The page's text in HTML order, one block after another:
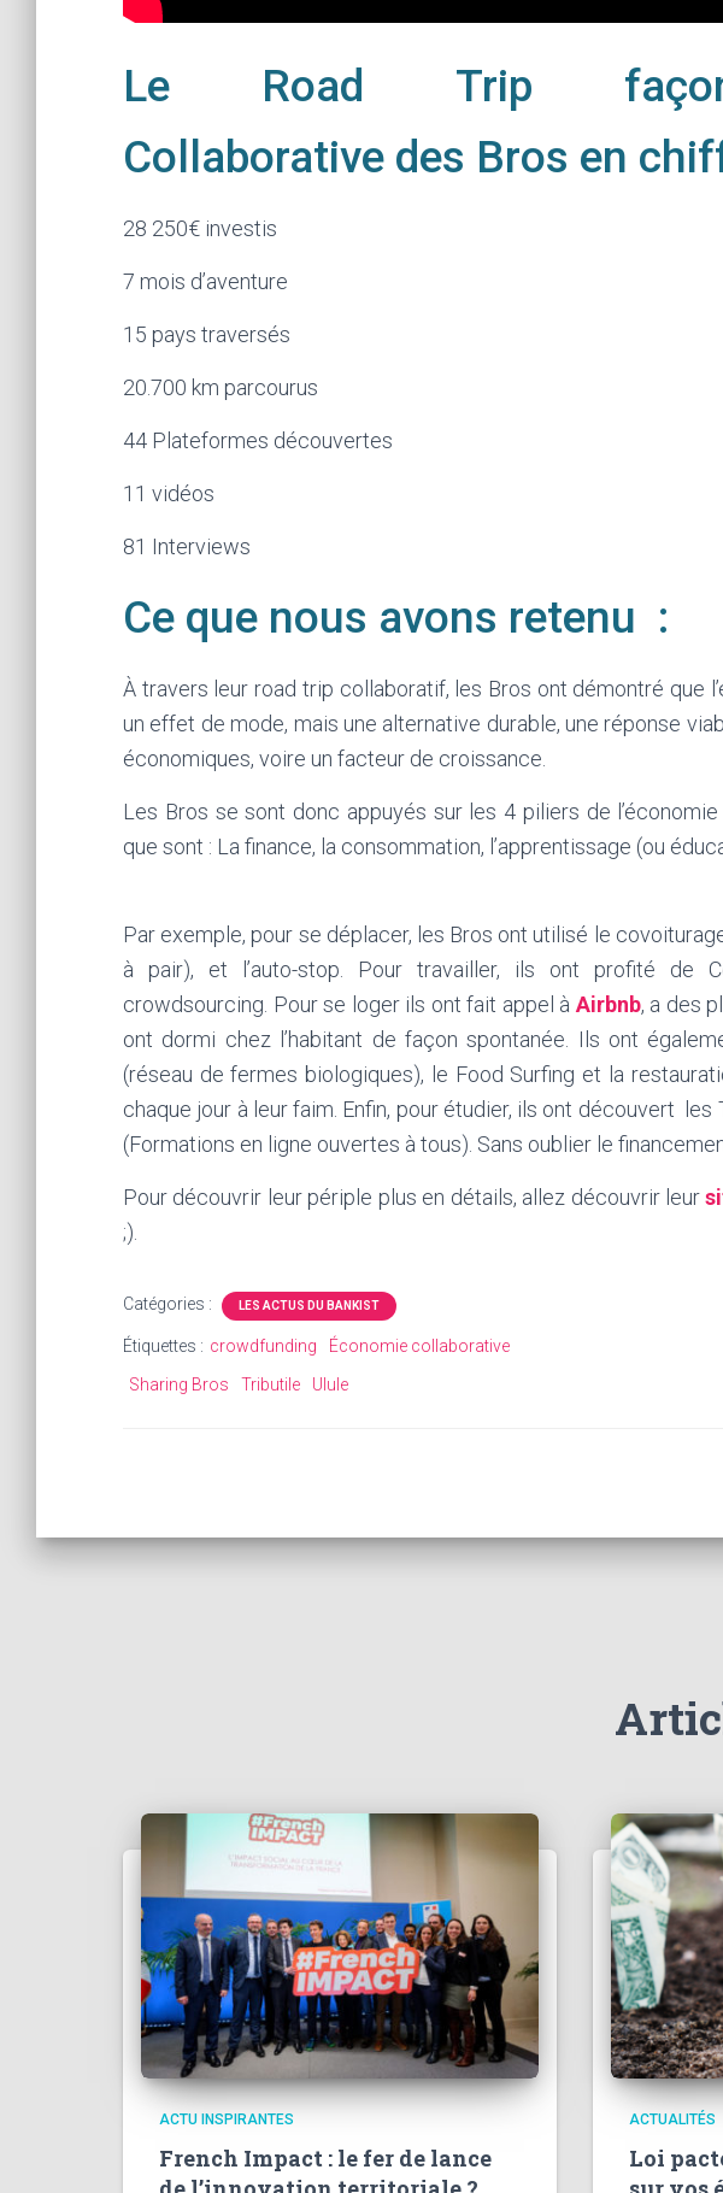
Le Road Trip façon
Collaborative des Bros en
28 250€ investis
7 mois d’aventure
15 pays traversés
20.700 km parcourus
44 Plateformes découvertes
11 vidéos
81 Interviews
Ce que nous avons retenu :
À travers leur road trip collaboratif, les Bros ont démontré que
un effet de mode, mais une alternative durable, une réponse
économiques, voire un facteur de croissance.
Les Bros se sont donc appuyés sur les 4 piliers de
que sont : La finance, la consommation, l’apprentissage (ou
Par exemple, pour se déplacer, les Bros ont utilisé le
à pair), et l’auto-stop. Pour travailler, ils ont profité de
crowdsourcing. Pour se loger ils ont fait appel à Airbnb, a des
ont dormi chez l’habitant de façon spontanée. Ils ont
(réseau de fermes biologiques), le Food Surfing et la
chaque jour à leur faim. Enfin, pour étudier, ils ont découvert
les
(Formations en ligne ouvertes à tous). Sans oublier le
Pour découvrir leur périple plus en détails, allez découvrir leur
;).
Catégories : LES ACTUS DU BANKIST
Étiquettes : crowdfunding
Économie collaborative
Sharing Bros
Tributile Ulule
ACTU INSPIRANTES
French Impact : le fer de lance
ACTUALITÉS
Loi